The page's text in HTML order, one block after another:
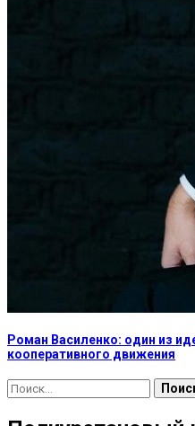
Роман Василенко: один из
кооперативного движения
Найти: